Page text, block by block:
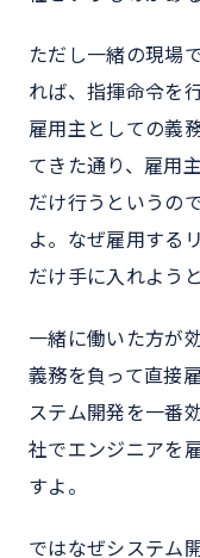
ただし一緒の現場
れば、指揮命令を
雇用主としての義
てきた通り、雇用
だけ行うというの
よ。なぜ雇用する
だけ手に入れよう
一緒に働いた方が
義務を負って直接
ステム開発を一番
社でエンジニアを
すよ。
ではなぜシステム